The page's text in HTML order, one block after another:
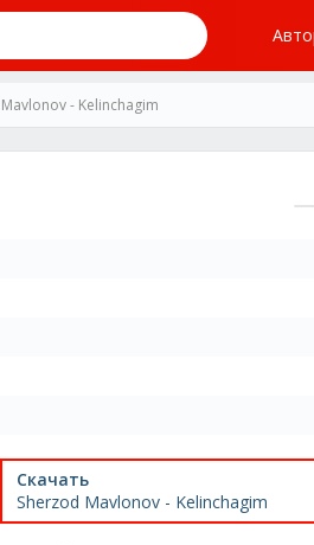
- Kelinchagim
Скачать
Sherzod Mavlonov - Kelinchagim